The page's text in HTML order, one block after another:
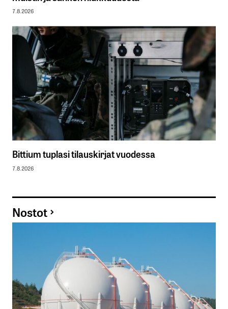
7.8.2026
Bittium tuplasi tilauskirjat vuodessa
7.8.2026
Nostot